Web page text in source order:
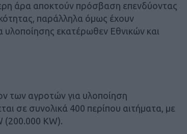
άρα αποκτούν πρόσβαση επενδύοντας
παράλληλα όμως έχουν
υλοποίησης εκατέρωθεν Εθνικών και
των αγροτών για υλοποίηση
σε συνολικά 400 περίπου αιτήματα, με
(200.000 KW).